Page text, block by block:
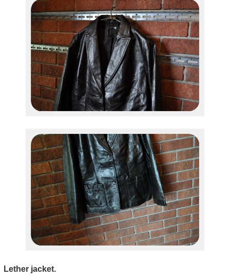
Lether jacket.